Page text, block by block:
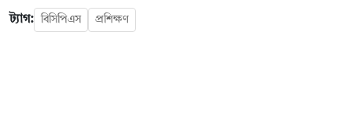
ট্যাগ: বিসিপিএস প্রশিক্ষণ